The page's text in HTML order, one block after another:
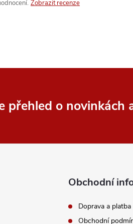
Zobrazit recenze
přehled o novinkách
Obchodní
Doprava a platba
Obchodní